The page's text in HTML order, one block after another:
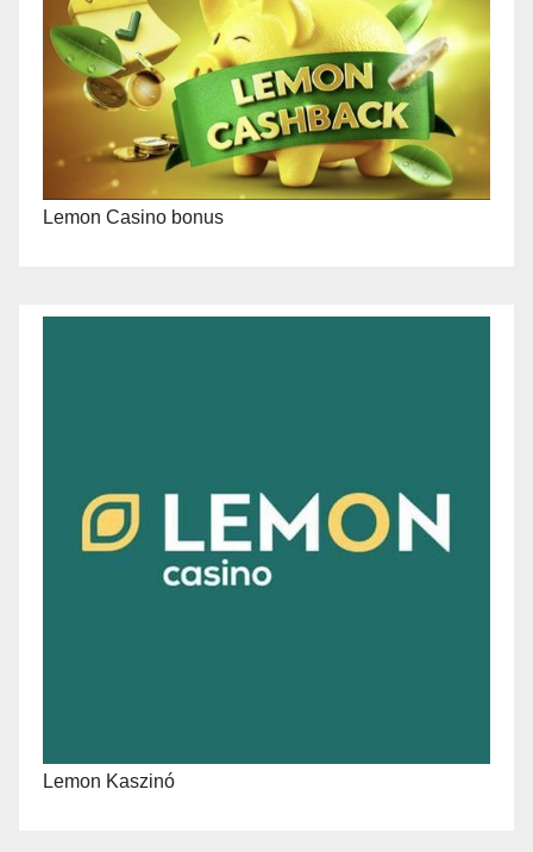
Lemon Casino bonus
Lemon Kaszinó